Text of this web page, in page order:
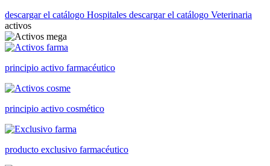
descargar el catálogo Hospitales descargar el catálogo Veterinaria
activos
principio activo farmacéutico
principio activo cosmético
producto exclusivo farmacéutico